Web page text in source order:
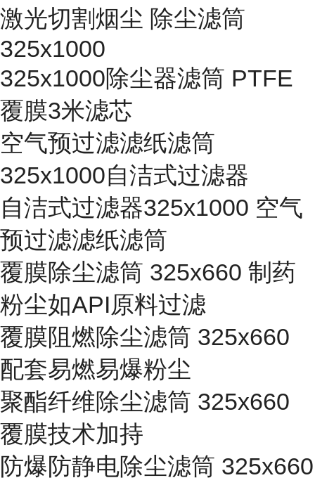
激光切割烟尘 除尘滤筒
325x1000
325x1000除尘器滤筒 PTFE
覆膜3米滤芯
空气预过滤滤纸滤筒
325x1000自洁式过滤器
自洁式过滤器325x1000 空气
预过滤滤纸滤筒
覆膜除尘滤筒 325x660 制药
粉尘如API原料过滤
覆膜阻燃除尘滤筒 325x660
配套易燃易爆粉尘
聚酯纤维除尘滤筒 325x660
覆膜技术加持
防爆防静电除尘滤筒 325x660